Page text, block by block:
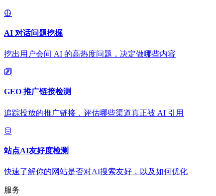
AI 对话问题挖掘
挖出用户会问 AI 的高热度问题，决定做哪些内容
GEO 推广链接检测
追踪投放的推广链接，评估哪些渠道真正被 AI 引用
站点AI友好度检测
快速了解你的网站是否对AI搜索友好，以及如何优化
服务